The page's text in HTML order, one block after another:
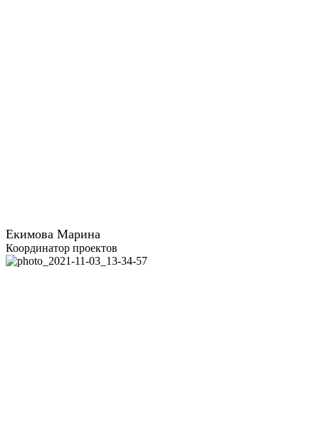
Екимова Марина
Координатор проектов